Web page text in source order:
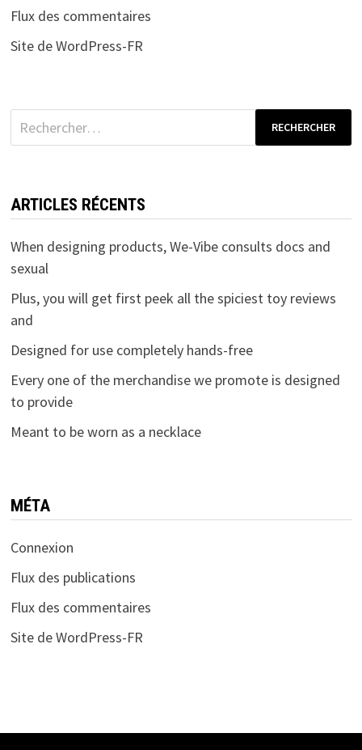
Flux des commentaires
Site de WordPress-FR
Rechercher :
ARTICLES RÉCENTS
When designing products, We-Vibe consults docs and
sexual
Plus, you will get first peek all the spiciest toy reviews
and
Designed for use completely hands-free
Every one of the merchandise we promote is designed
to provide
Meant to be worn as a necklace
MÉTA
Connexion
Flux des publications
Flux des commentaires
Site de WordPress-FR